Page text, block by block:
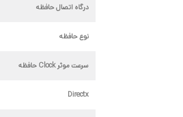
درگاه اتصال حافظه
نوع حافظه
سرعت موثر Clock حافظه
Directx